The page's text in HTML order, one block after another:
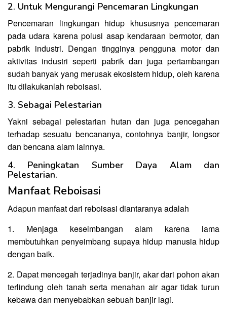
2. Untuk Mengurangi Pencemaran Lingkungan
Pencemaran lingkungan hidup khususnya pencemaran
pada udara karena polusi asap kendaraan bermotor, dan
pabrik industri. Dengan tingginya pengguna motor dan
aktivitas industri seperti pabrik dan juga pertambangan
sudah banyak yang merusak ekosistem hidup, oleh karena
itu dilakukanlah reboisasi.
3. Sebagai Pelestarian
Yakni sebagai pelestarian hutan dan juga pencegahan
terhadap sesuatu bencananya, contohnya banjir, longsor
dan bencana alam lainnya.
4. Peningkatan Sumber Daya Alam dan
Pelestarian.
Manfaat Reboisasi
Adapun manfaat dari reboisasi diantaranya adalah
1. Menjaga keseimbangan alam karena lama
membutuhkan penyeimbang supaya hidup manusia hidup
dengan baik.
2. Dapat mencegah terjadinya banjir, akar dari pohon akan
terlindung oleh tanah serta menahan air agar tidak turun
kebawa dan menyebabkan sebuah banjir lagi.